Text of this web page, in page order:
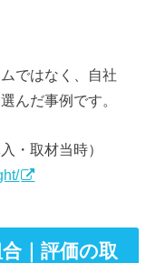
ではなく、自社
んだ事例です。
入・取材当時）
｜評価の取